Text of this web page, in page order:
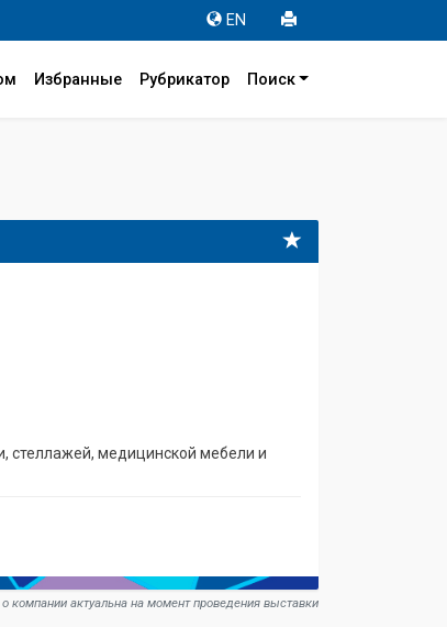
EN
Избранные Рубрикатор Поиск
стеллажей, медицинской мебели и
компании актуальна на момент проведения выставки